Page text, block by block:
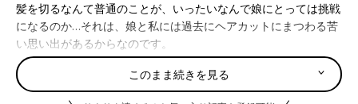
髪を切るなんて普通のことが、いったいなんで娘にとっては挑戦
になるのか…それは、娘と私には過去にヘアカットにまつわる苦
い思い出があるからなのです。
娘が人生初めてのヘアカットに挑戦したのは3歳になる直前の春
のことでした。私がいつもお世話になっている美容師さんにお願
このまま続きを見る